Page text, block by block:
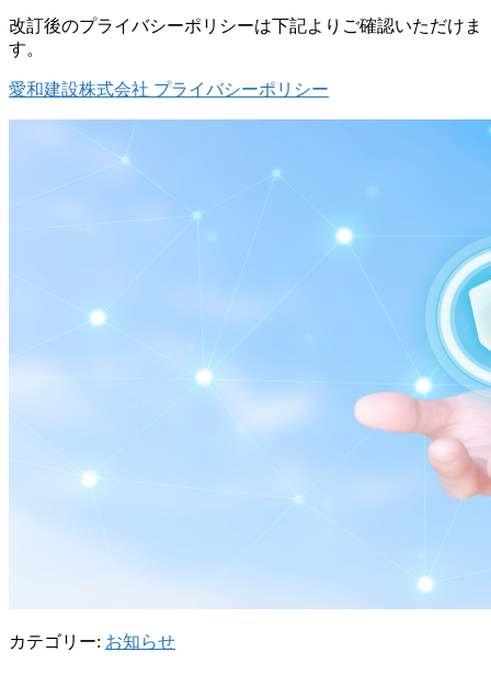
改訂後のプライバシーポリシーは下記よりご確認いただけま
す。
愛和建設株式会社 プライバシーポリシー
カテゴリー: お知らせ